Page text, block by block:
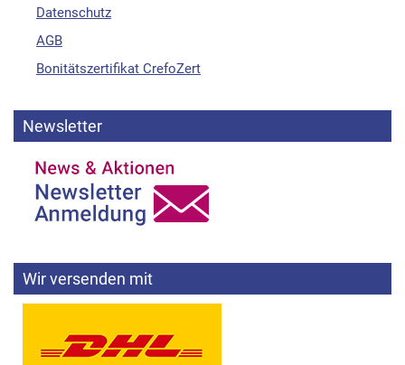
Datenschutz
AGB
Bonitätszertifikat CrefoZert
Newsletter
Wir versenden mit